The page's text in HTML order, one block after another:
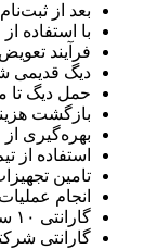
بعد از
با استفاده از
فرآیند تعویض دیگ
دیگ قدیمی
حمل دیگ تا
بازگشت
بهره‌گیری
استفاده
تامین
انجام
گارانتی ۱۰ ساله دیگ و خدمات مادام‌العمر.
گارانتی